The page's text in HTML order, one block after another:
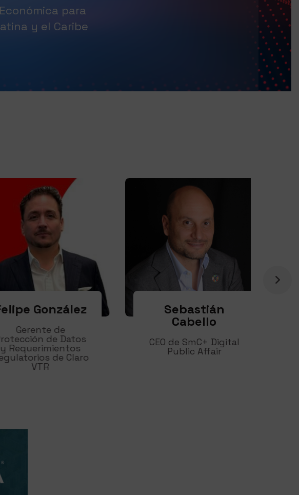
para
y el Caribe
González
Gerente de
de Datos
de Claro
VTR
Sebastián
Cabello
CEO de SmC+ Digital
Public Affair